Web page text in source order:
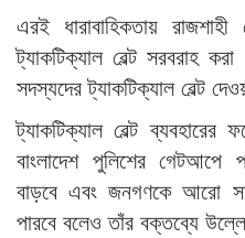
এরই ধারাবাহিকতায়
ট্যাকটিক্যাল বেল্ট সরবরাহ
সদস্যদের ট্যাকটিক্যাল বেল্ট
ট্যাকটিক্যাল বেল্ট
বাংলাদেশ পুলিশের গেটআপে
বাড়বে এবং জনগণকে আরো
পারবে বলেও তাঁর বক্তব্যে